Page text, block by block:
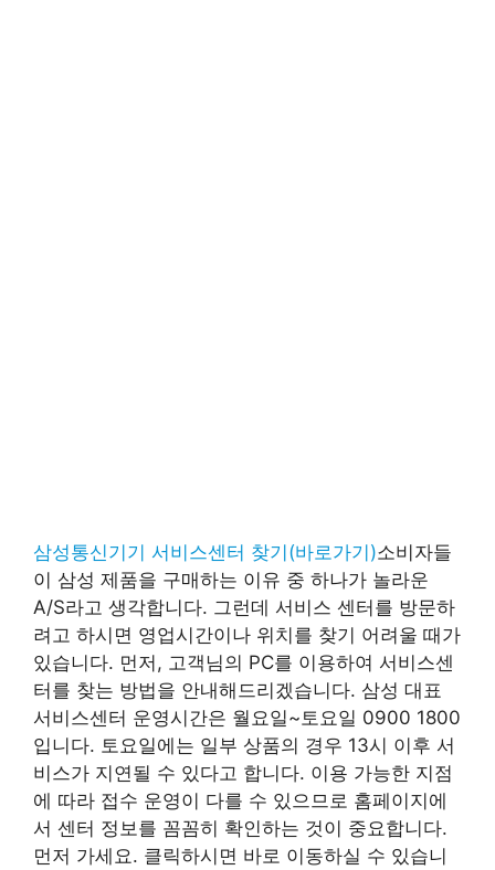
삼성통신기기 서비스센터 찾기(바로가기)소비자들
이 삼성 제품을 구매하는 이유 중 하나가 놀라운
A/S라고 생각합니다. 그런데 서비스 센터를 방문하
려고 하시면 영업시간이나 위치를 찾기 어려울 때가
있습니다. 먼저, 고객님의 PC를 이용하여 서비스센
터를 찾는 방법을 안내해드리겠습니다. 삼성 대표
서비스센터 운영시간은 월요일~토요일 0900 1800
입니다. 토요일에는 일부 상품의 경우 13시 이후 서
비스가 지연될 수 있다고 합니다. 이용 가능한 지점
에 따라 접수 운영이 다를 수 있으므로 홈페이지에
서 센터 정보를 꼼꼼히 확인하는 것이 중요합니다.
먼저 가세요. 클릭하시면 바로 이동하실 수 있습니